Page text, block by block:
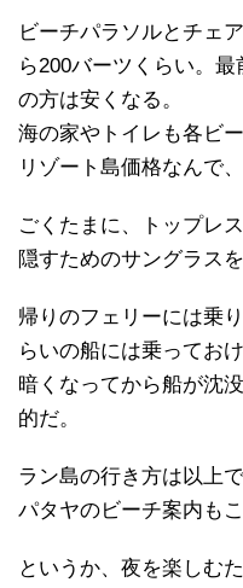
ビーチパラソルとチェ
ら200バーツくらい。
の方は安くなる。
海の家やトイレも各ビ
リゾート島価格なんで
ごくたまに、トップレ
隠すためのサングラスを
帰りのフェリーには乗
らいの船には乗っておけ
暗くなってから船が沈
的だ。
ラン島の行き方は以上で
パタヤのビーチ案内もこ
というか、夜を楽しむ